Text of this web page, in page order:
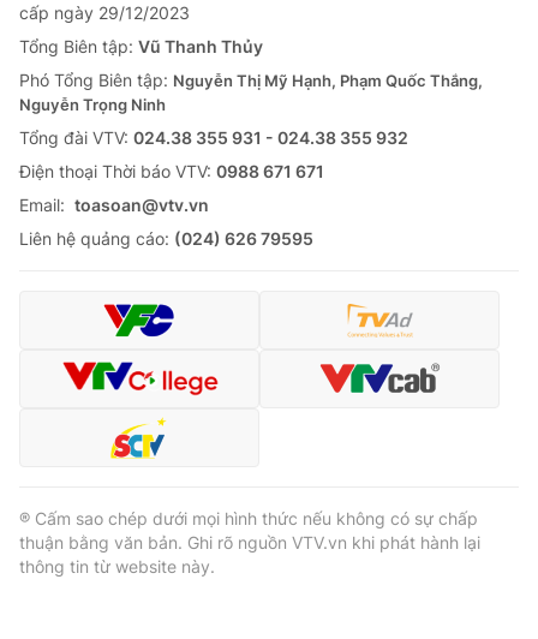
cấp ngày 29/12/2023
Tổng Biên tập: Vũ Thanh Thủy
Phó Tổng Biên tập: Nguyễn Thị Mỹ Hạnh, Phạm Quốc Thắng,
Nguyễn Trọng Ninh
Tổng đài VTV: 024.38 355 931 - 024.38 355 932
Ðiện thoại Thời báo VTV: 0988 671 671
Email: toasoan@vtv.vn
Liên hệ quảng cáo: (024) 626 79595
® Cấm sao chép dưới mọi hình thức nếu không có sự chấp
thuận bằng văn bản. Ghi rõ nguồn VTV.vn khi phát hành lại
thông tin từ website này.